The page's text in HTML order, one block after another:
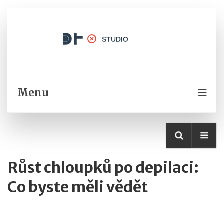
Menu
Růst chloupků po depilaci:
Co byste měli vědět